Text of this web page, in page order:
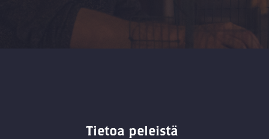
Tietoa peleistä